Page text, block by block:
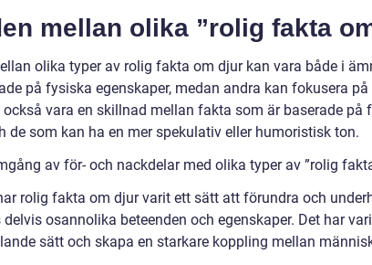
mellan olika ”rolig fakta
olika typer av rolig fakta om djur kan vara både i
på fysiska egenskaper, medan andra kan fokusera
också vara en skillnad mellan fakta som är baserade på
de som kan ha en mer spekulativ eller humoristisk ton.
av för- och nackdelar med olika typer av ”rolig
rolig fakta om djur varit ett sätt att förundra och
osannolika beteenden och egenskaper. Det har
sätt och skapa en starkare koppling mellan